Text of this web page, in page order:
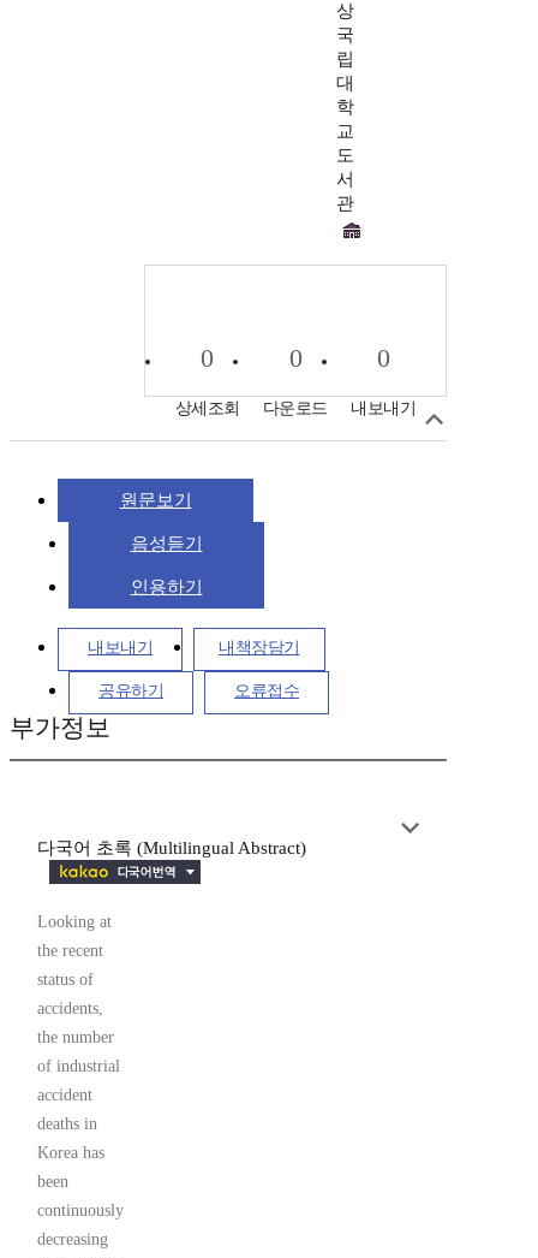
상
국
립
대
학
교
도
서
관
0
상세조회
0
다운로드
0
내보내기
원문보기
음성듣기
인용하기
내보내기 내책장담기
공유하기 오류접수
부가정보
다국어 초록 (Multilingual Abstract)
Looking at
the recent
status of
accidents,
the number
of industrial
accident
deaths in
Korea has
been
continuously
decreasing